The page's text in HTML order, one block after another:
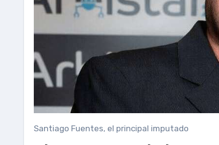
Santiago Fuentes, el principal imputado